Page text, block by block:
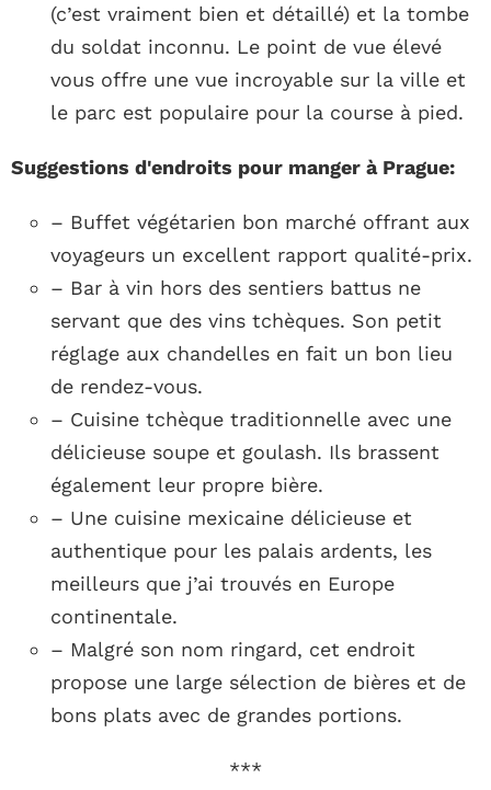
(c’est vraiment bien et détaillé) et la tombe
du soldat inconnu. Le point de vue élevé
vous offre une vue incroyable sur la ville et
le parc est populaire pour la course à pied.
Suggestions d'endroits pour manger à Prague:
– Buffet végétarien bon marché offrant aux
voyageurs un excellent rapport qualité-prix.
– Bar à vin hors des sentiers battus ne
servant que des vins tchèques. Son petit
réglage aux chandelles en fait un bon lieu
de rendez-vous.
– Cuisine tchèque traditionnelle avec une
délicieuse soupe et goulash. Ils brassent
également leur propre bière.
– Une cuisine mexicaine délicieuse et
authentique pour les palais ardents, les
meilleurs que j’ai trouvés en Europe
continentale.
– Malgré son nom ringard, cet endroit
propose une large sélection de bières et de
bons plats avec de grandes portions.
***